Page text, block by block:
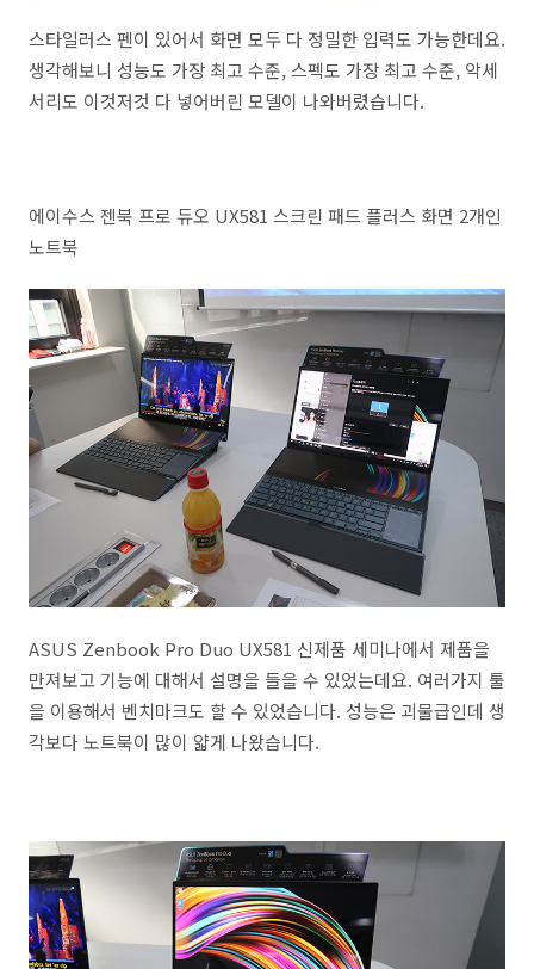
스타일러스 펜이 있어서 화면 모두 다 정밀한 입력도 가능한데요.
생각해보니 성능도 가장 최고 수준, 스펙도 가장 최고 수준, 악세
서리도 이것저것 다 넣어버린 모델이 나와버렸습니다.
에이수스 젠북 프로 듀오 UX581 스크린 패드 플러스 화면 2개인
노트북
ASUS Zenbook Pro Duo UX581 신제품 세미나에서 제품을
만져보고 기능에 대해서 설명을 들을 수 있었는데요. 여러가지 툴
을 이용해서 벤치마크도 할 수 있었습니다. 성능은 괴물급인데 생
각보다 노트북이 많이 얇게 나왔습니다.